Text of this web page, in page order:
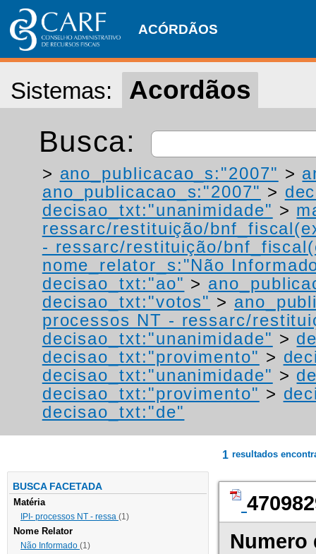
ACÓRDÃOS
Sistemas: Acordãos
Busca:
> ano_publicacao_s:"2007" >
ano_publicacao_s:"2007" >
decisao_txt:"unanimidade" >
ressarc/restituição/
- ressarc/restituição/
nome_relator_s:"Não
decisao_txt:"ao" >
decisao_txt:"votos" >
processos NT - ressarc/
decisao_txt:"unanimidade" >
decisao_txt:"provimento" >
decisao_txt:"unanimidade" >
decisao_txt:"provimento" >
decisao_txt:"de"
BUSCA FACETADA
Matéria
IPI- processos NT - ressa (1)
Nome Relator
Não Informado (1)
1 resultados
Numero